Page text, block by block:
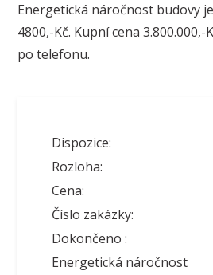
Energetická náročnost budovy
4800,-Kč. Kupní cena
po telefonu.
Dispozice:
Rozloha:
Cena:
Číslo zakázky:
Dokončeno :
Energetická náročnost